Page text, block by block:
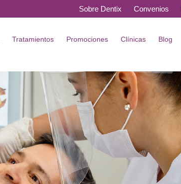
Sobre Dentix Convenios
Tratamientos Promociones Clínicas Blog